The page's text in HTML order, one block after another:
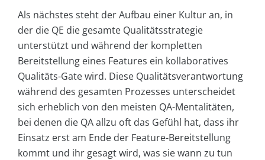
Als nächstes steht der Aufbau einer Kultur an, in
der die QE die gesamte Qualitätsstrategie
unterstützt und während der kompletten
Bereitstellung eines Features ein kollaboratives
Qualitäts-Gate wird. Diese Qualitätsverantwortung
während des gesamten Prozesses unterscheidet
sich erheblich von den meisten QA-Mentalitäten,
bei denen die QA allzu oft das Gefühl hat, dass ihr
Einsatz erst am Ende der Feature-Bereitstellung
kommt und ihr gesagt wird, was sie wann zu tun